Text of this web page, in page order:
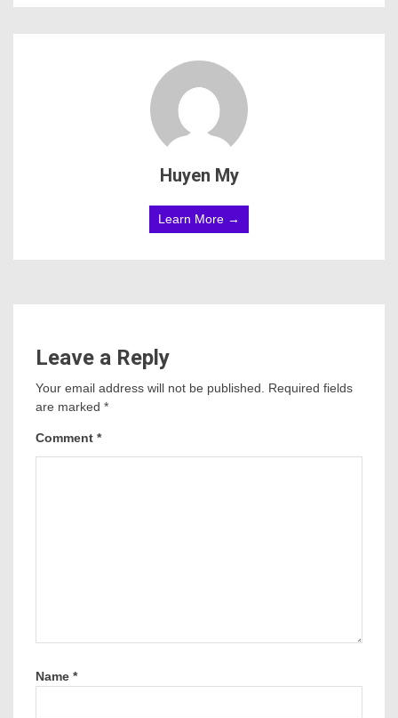
Huyen My
Learn More →
Leave a Reply
Your email address will not be published. Required fields
are marked *
Comment *
Name *